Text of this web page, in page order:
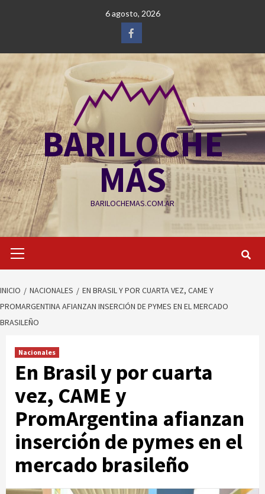
6 agosto, 2026
Facebook
BARILOCHE
MÁS
BARILOCHEMAS.COM.AR
primario
INICIO NACIONALES
EN BRASIL Y POR CUARTA VEZ, CAME Y
PROMARGENTINA AFIANZAN INSERCIÓN DE PYMES EN EL MERCADO
BRASILEÑO
Nacionales
En Brasil y por cuarta
vez, CAME y
PromArgentina afianzan
inserción de pymes en el
mercado brasileño